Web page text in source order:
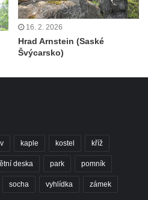
v Ústí nad
kopcem u
jezera
16. 2. 2026
Hrad Arnstein (Saské
Švýcarsko)
kaple kostel kříž
deska park pomník
socha vyhlídka zámek